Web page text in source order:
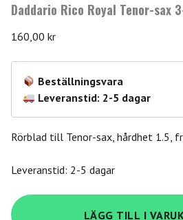
Daddario Rico Royal Tenor-sax
160,00 kr
Beställningsvara
Leveranstid: 2-5 dagar
Rörblad till Tenor-sax, hårdhet 1.5,
Leveranstid: 2-5 dagar
Daddario
LÄGG TILL I